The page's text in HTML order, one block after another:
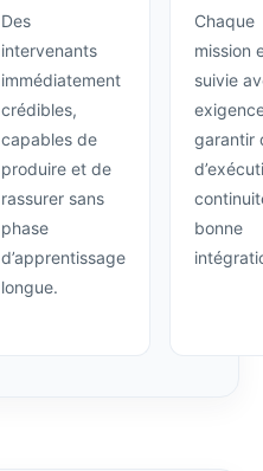
Des
intervenants
immédiatement
crédibles,
capables de
produire et de
rassurer sans
phase
d’apprentissage
longue.
Chaque
mission
suivie
garantir
bonne